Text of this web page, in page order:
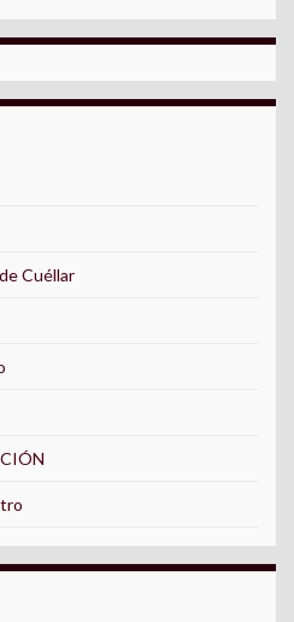
Cuéllar